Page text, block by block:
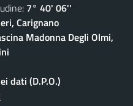
7° 40' 06''
Carignano
Madonna Degli Olmi,
dati (D.P.O.)